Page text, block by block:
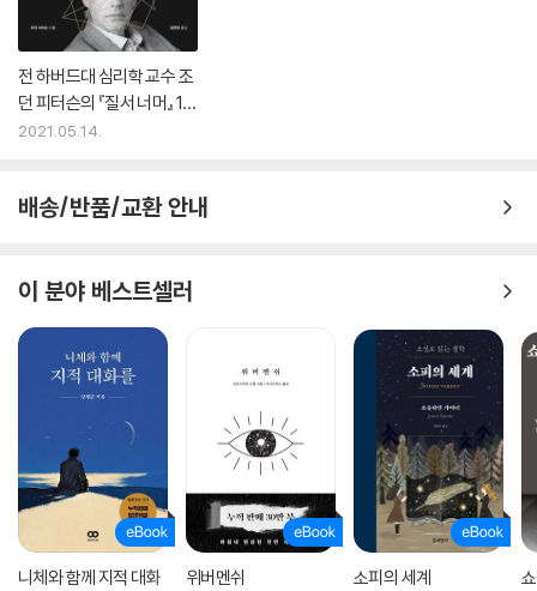
전 하버드대 심리학 교수 조
던 피터슨의 『질서 너머』 1위
등극
2021.05.14.
배송/반품/교환 안내
이 분야 베스트셀러
니체와 함께 지적 대화
위버멘쉬 소피의 세계